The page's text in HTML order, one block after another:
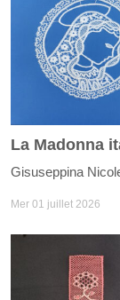
Gisuseppina
Mer 01 juillet 2026